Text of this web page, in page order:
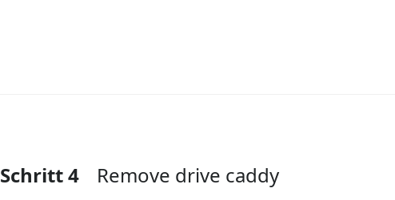
Kommentar hinzufügen
Schritt 4 Remove drive caddy